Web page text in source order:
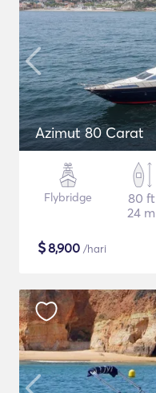
Azimut 80 Carat
Flybridge
80 ft
24 m
$8,900 /hari